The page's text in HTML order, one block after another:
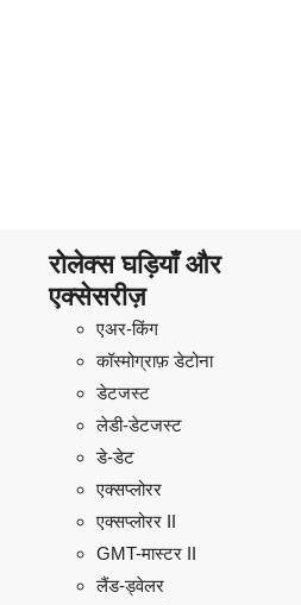
रोलेक्स घड़ियाँ और
एक्सेसरीज़
एअर-किंग
कॉस्मोग्राफ़ डेटोना
डेटजस्ट
लेडी-डेटजस्ट
डे-डेट
एक्सप्लोरर
एक्सप्लोरर II
GMT-मास्टर II
लैंड-ड्वेलर